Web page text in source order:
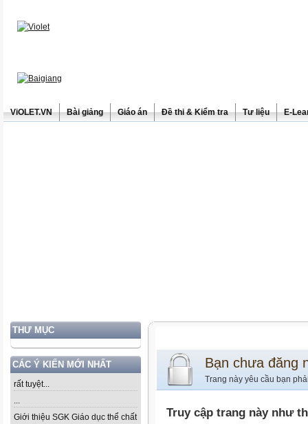
ViOLET.VN Bài giảng Giáo án Đề thi & Kiểm tra Tư liệu E-
THƯ MỤC
CÁC Ý KIẾN MỚI NHẤT
rất tuyệt...
...
Giới thiệu SGK Giáo dục thể chất
Bạn chưa đăng
Trang này yêu cầu bạn
Truy cập trang này như